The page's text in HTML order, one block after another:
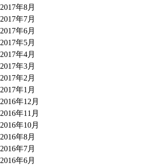
2017年8月
2017年7月
2017年6月
2017年5月
2017年4月
2017年3月
2017年2月
2017年1月
2016年12月
2016年11月
2016年10月
2016年8月
2016年7月
2016年6月